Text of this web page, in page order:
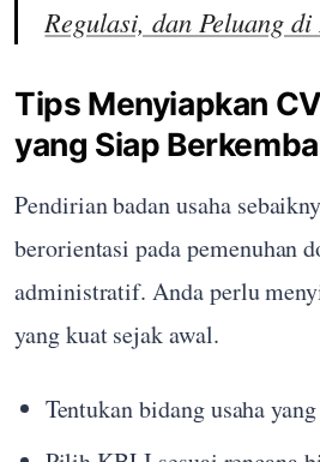
Regulasi, dan Peluang
Tips Menyiapkan
yang Siap
Pendirian badan usaha
berorientasi pada pemenuhan
administratif. Anda perlu
yang kuat sejak awal.
Tentukan bidang usaha